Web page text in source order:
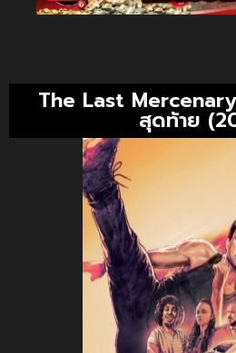
The Last
สุดท้าย